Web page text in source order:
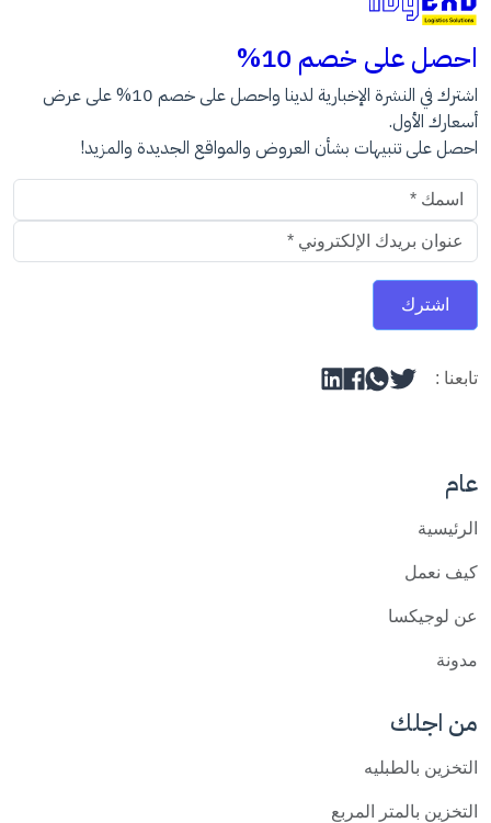
احصل على خصم 10%
اشترك في النشرة الإخبارية لدينا واحصل على خصم 10% على عرض
أسعارك الأول.
احصل على تنبيهات بشأن العروض والمواقع الجديدة والمزيد!
عنوان البريد الالكتروني
اشترك
تابعنا :
عام
الرئيسية
كيف نعمل
عن لوجيكسا
مدونة
من اجلك
التخزين بالطبليه
التخزين بالمتر المربع